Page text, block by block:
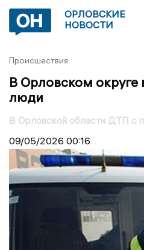
ОРЛОВСКИЕ
НОВОСТИ
Происшествия
В Орловском
люди
В Орловской области ДТП с
09/05/2026 00:16